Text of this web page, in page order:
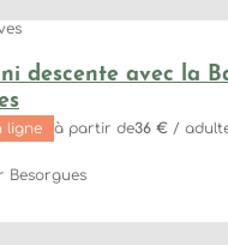
descente avec la
ligne à partir de36 € /
Besorgues
J Découverte Aéro